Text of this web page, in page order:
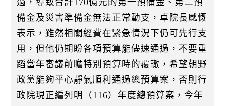
過，導致合計170億元的第一預備金、第二預
備金及災害準備金無法正常動支，卓院長感慨
表示，雖然相關經費在緊急情況下仍可先行支
用，但他仍期盼各項預算能儘速通過，不要重
蹈當年審議前瞻特別預算時的覆轍，希望朝野
政黨能夠平心靜氣順利通過總預算案，否則行
政院現正編列明（116）年度總預算案，今年